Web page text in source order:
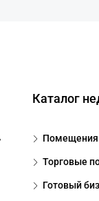
Каталог
Помещения
Торговые
Готовый